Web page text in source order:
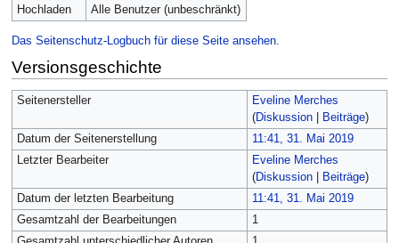
Hochladen
Alle Benutzer (unbeschränkt)
Das Seitenschutz-Logbuch für diese Seite ansehen.
Versionsgeschichte
Seitenersteller
Eveline Merches
(Diskussion| Beiträge)
Datum der Seitenerstellung
11:41, 31. Mai 2019
Letzter Bearbeiter
Eveline Merches
(Diskussion| Beiträge)
Datum der letzten Bearbeitung
11:41, 31. Mai 2019
Gesamtzahl der Bearbeitungen
1